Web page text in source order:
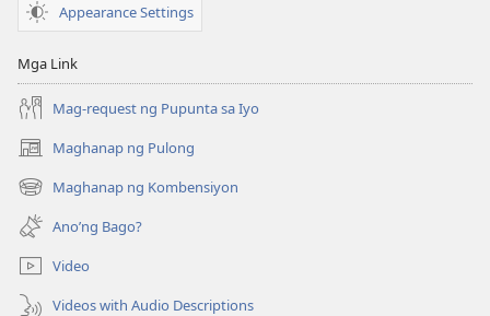
Appearance Settings
Mga Link
Mag-request ng Pupunta sa Iyo
Maghanap ng Pulong
(may
bubukas
na
bagong
window)
Maghanap ng Kombensiyon
(may
bubukas
na
bagong
window)
Ano’ng Bago?
Video
Videos with Audio Descriptions